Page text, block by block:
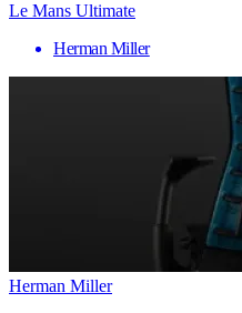
Le Mans Ultimate
Herman Miller
Herman Miller